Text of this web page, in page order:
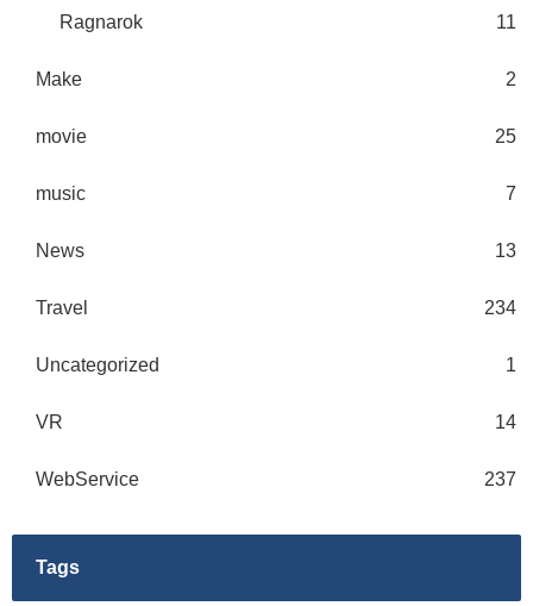
Ragnarok 11
Make 2
movie 25
music 7
News 13
Travel 234
Uncategorized 1
VR 14
WebService 237
Tags